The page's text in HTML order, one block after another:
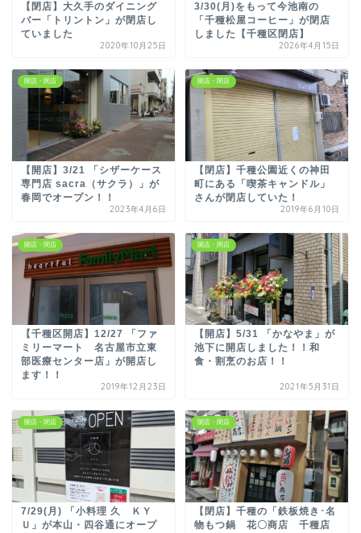
【閉店】大久手のダイニング
バー「トリントン」が閉店し
ていました
2020年10月25日
3/30(月)をもって今池南の
「千種松屋コーヒー」が閉店
しました【千種区閉店】
2026年4月15日
開店・閉店
【開店】3/21 「シザーケース
専門店 sacra（サクラ）」が
春岡でオープン！！
2023年4月6日
開店・閉店
【閉店】千種公園近くの神田
町にある「喫茶キャンドル」
さんが閉店していた！
2019年6月10日
開店・閉店
【千種区開店】12/27 「ファ
ミリーマート 名古屋市立東
部医療センター店」が開店し
ます！！
2019年12月23日
開店・閉店
【開店】5/31 「かなやま」が
池下に開店しました！！和
食・割烹のお店！！
2021年5月31日
開店・閉店
7/29(月) 「小料理 久 ＫＹ
Ｕ」が本山・四谷通にオープ
開店・閉店
【閉店】千種の「鉄板焼き･名
物もつ鍋 花〇商店 千種店